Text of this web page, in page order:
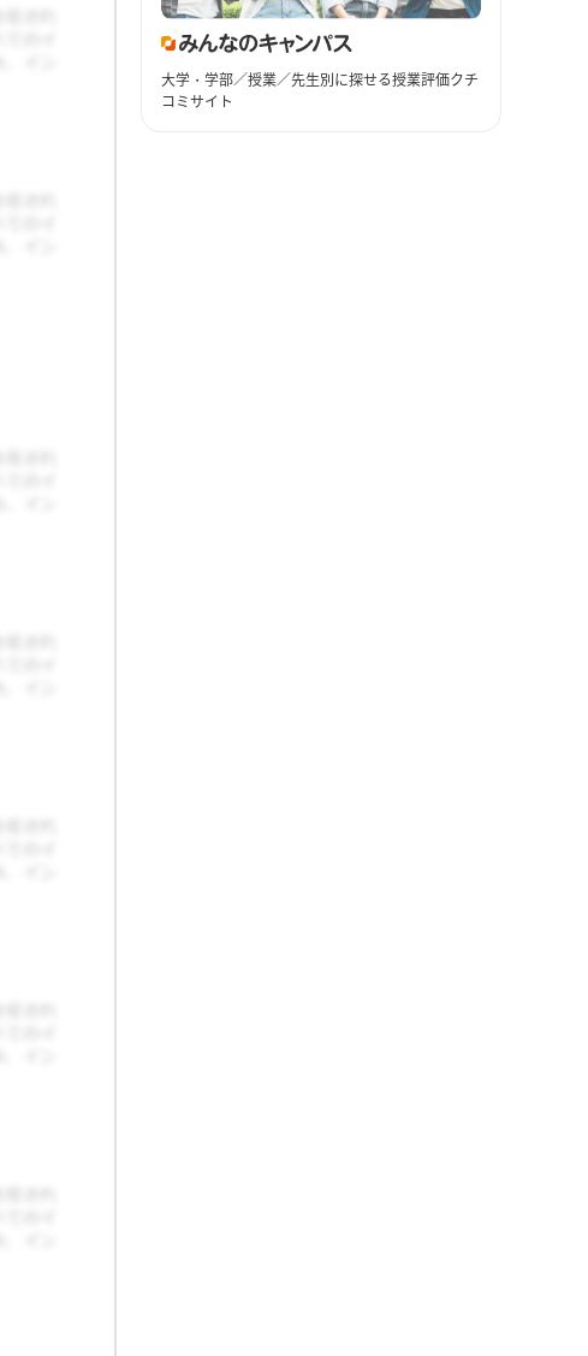
大学・学部／授業／先生別に探せる授業評価クチ
コミサイト